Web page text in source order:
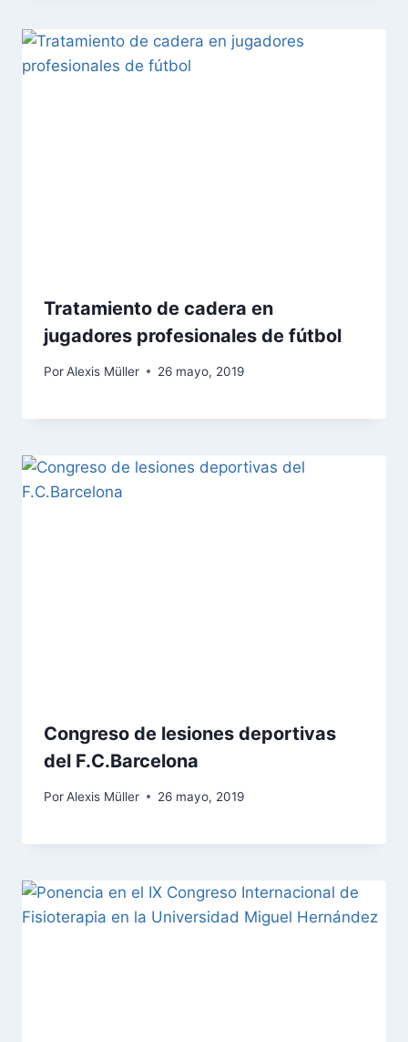
Tratamiento de cadera en
jugadores profesionales de fútbol
PorAlexis Müller 26 mayo, 2019
Congreso de lesiones deportivas
del F.C.Barcelona
PorAlexis Müller 26 mayo, 2019